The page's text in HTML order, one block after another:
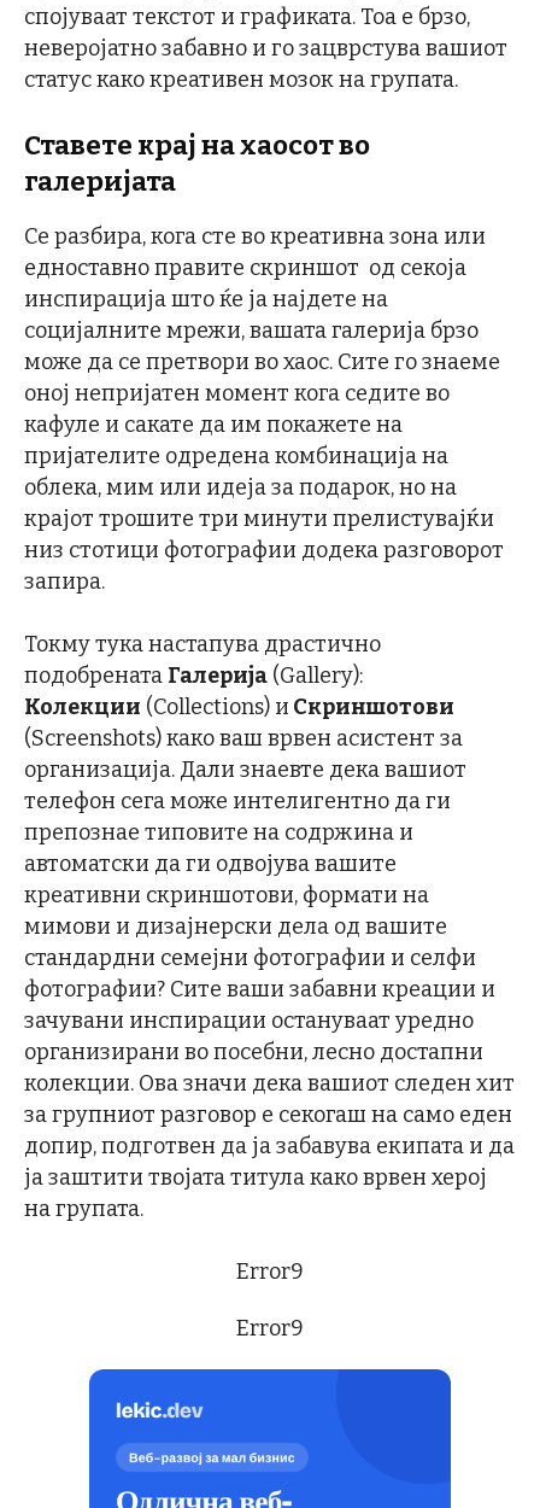
спојуваат текстот и графиката. Тоа е брзо,
неверојатно забавно и го зацврстува вашиот
статус како креативен мозок на групата.
Ставете крај на хаосот во
галеријата
Се разбира, кога сте во креативна зона или
едноставно правите скриншот од секоја
инспирација што ќе ја најдете на
социјалните мрежи, вашата галерија брзо
може да се претвори во хаос. Сите го знаеме
оној непријатен момент кога седите во
кафуле и сакате да им покажете на
пријателите одредена комбинација на
облека, мим или идеја за подарок, но на
крајот трошите три минути прелистувајќи
низ стотици фотографии додека разговорот
запира.
Токму тука настапува драстично
подобрената Галерија (Gallery):
Колекции (Collections) и Скриншотови
(Screenshots) како ваш врвен асистент за
организација. Дали знаевте дека вашиот
телефон сега може интелигентно да ги
препознае типовите на содржина и
автоматски да ги одвојува вашите
креативни скриншотови, формати на
мимови и дизајнерски дела од вашите
стандардни семејни фотографии и селфи
фотографии? Сите ваши забавни креации и
зачувани инспирации остануваат уредно
организирани во посебни, лесно достапни
колекции. Ова значи дека вашиот следен хит
за групниот разговор е секогаш на само еден
допир, подготвен да ја забавува екипата и да
ја заштити твојата титула како врвен херој
на групата.
Error9
Error9